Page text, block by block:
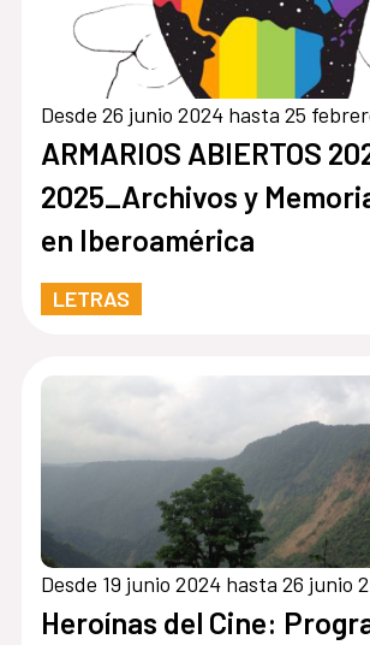
Desde 26 junio 2024 hasta 25
ARMARIOS ABIERTOS
2025_Archivos y
en Iberoamérica
LETRAS
Desde 19 junio 2024 hasta 26 junio
Heroínas del Cine: